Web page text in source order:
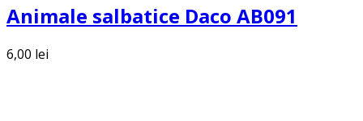
Animale salbatice Daco AB091
6,00 lei